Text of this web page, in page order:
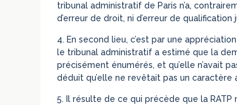
tribunal administratif de Paris n’a,
d’erreur de droit, ni d’erreur de qualification
4. En second lieu, c’est par une
le tribunal administratif a estimé que la
précisément énumérés, et qu’elle n’avait
déduit qu’elle ne revêtait pas un caractère
5. Il résulte de ce qui précède que la RATP